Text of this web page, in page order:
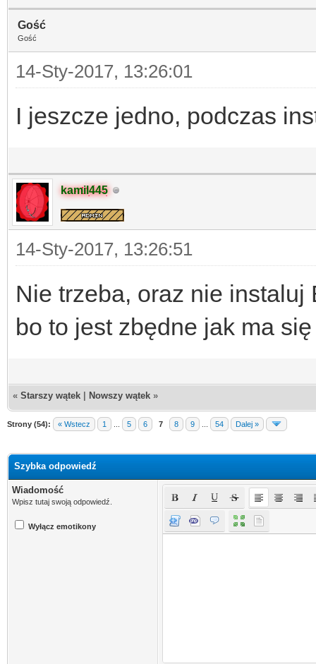
Gość
Gość
14-Sty-2017, 13:26:01
I jeszcze jedno, podczas
kamil445
14-Sty-2017, 13:26:51
Nie trzeba, oraz nie
bo to jest zbędne jak ma
« Starszy wątek Nowszy wątek »
Strony (54): « Wstecz 1 5 6 7 8 9 54 Dalej »
Szybka odpowiedź
Wiadomość
Wpisz tutaj swoją odpowiedź.
Wyłącz emotikony